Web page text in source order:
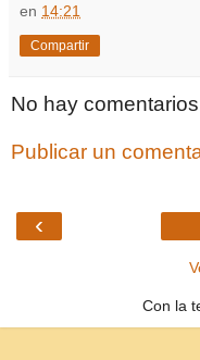
en 14:21
Compartir
No hay
Publicar un
‹
Con la